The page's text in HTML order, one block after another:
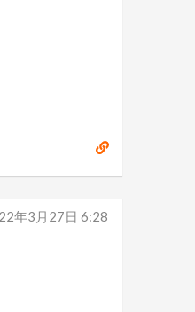
年3月27日 6:28